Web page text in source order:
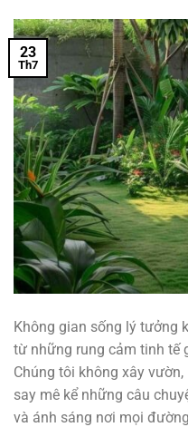
23
Th7
Không gian sống lý tưởng
từ những rung cảm tinh tế
Chúng tôi không xây
say mê kể những câu
và ánh sáng nơi mọi